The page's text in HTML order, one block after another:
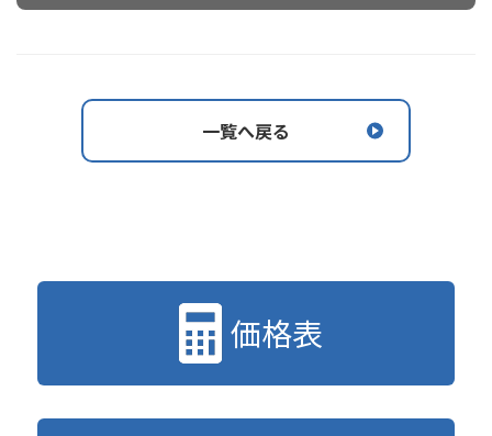
一覧へ戻る
価格表